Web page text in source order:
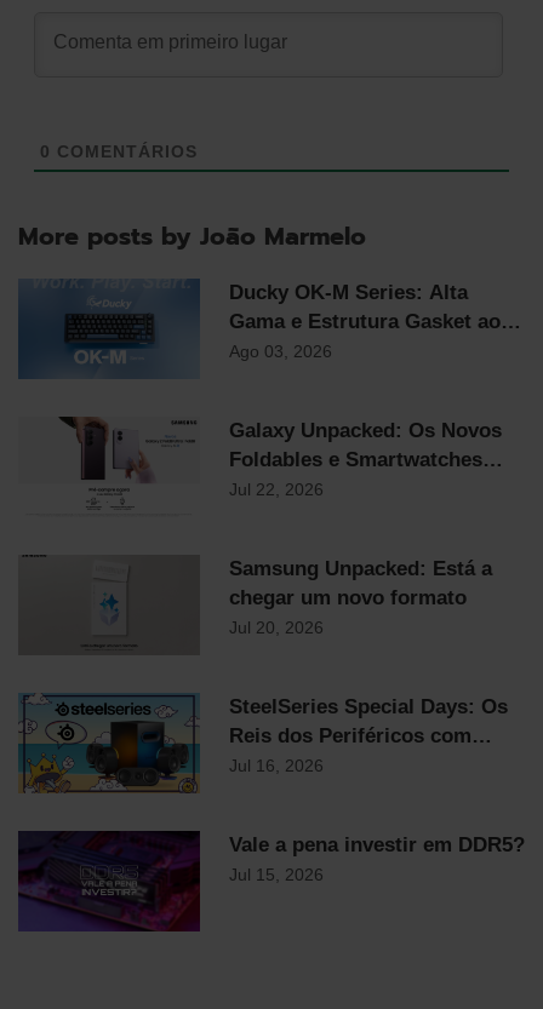
0 COMENTÁRIOS
More posts by João Marmelo
Ducky OK-M Series: Alta
Gama e Estrutura Gasket ao
Preço Mais Competitivo do
Ago 03, 2026
Galaxy Unpacked: Os Novos
Foldables e Smartwatches
Samsung já chegaram!
Jul 22, 2026
Samsung Unpacked: Está a
chegar um novo formato
Jul 20, 2026
SteelSeries Special Days: Os
Reis dos Periféricos com
Descontos Flash Até
Jul 16, 2026
Vale a pena investir em DDR5?
Jul 15, 2026